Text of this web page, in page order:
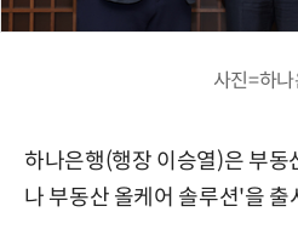
사진=하
하나은행(행장 이승열)은 부
나 부동산 올케어 솔루션'을